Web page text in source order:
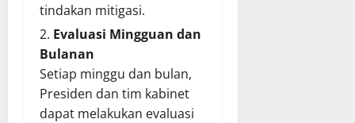
tindakan mitigasi.
Evaluasi Mingguan dan
Bulanan
Setiap minggu dan bulan,
Presiden dan tim kabinet
dapat melakukan evaluasi